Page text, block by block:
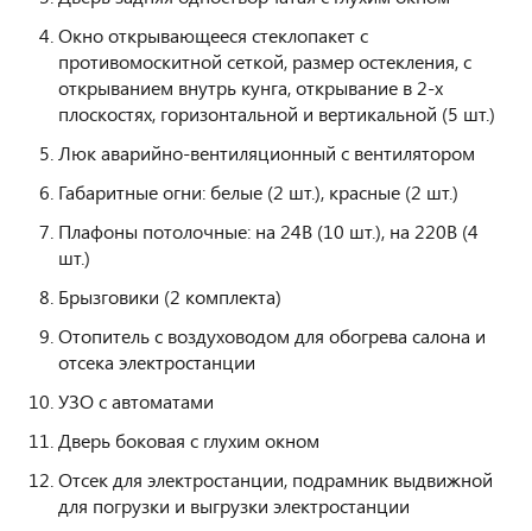
Окно открывающееся стеклопакет с
противомоскитной сеткой, размер остекления, с
открыванием внутрь кунга, открывание в 2-х
плоскостях, горизонтальной и вертикальной (5 шт.)
Люк аварийно-вентиляционный с вентилятором
Габаритные огни: белые (2 шт.), красные (2 шт.)
Плафоны потолочные: на 24В (10 шт.), на 220В (4
шт.)
Брызговики (2 комплекта)
Отопитель с воздуховодом для обогрева салона и
отсека электростанции
УЗО с автоматами
Дверь боковая с глухим окном
Отсек для электростанции, подрамник выдвижной
для погрузки и выгрузки электростанции